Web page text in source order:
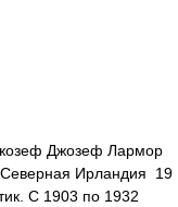
Джозеф Лармор
Ирландия 19
С 1903 по 1932